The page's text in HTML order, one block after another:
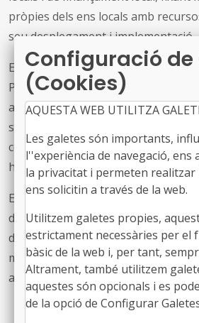
pròpies dels ens locals amb
seu desplegament i implementació.
En la trobada, que ha tingut lloc
Parlament de Catalunya, també
altres temes d’interès local com el
sistema educatiu, els serveis
cohesió social, entre d’altres. Pel
hem demanat un Pacte nacional de
El president Josep Rull ha dit que
de tramitació parlamentària i
dels anys vuitanta per disminuir la
millorar la seguretat jurídica; i, amb
aconseguir millorar la qualitat
Configuració de
(Cookies)
AQUESTA WEB UTILITZA
Les galetes són importants,
l''experiència de navegació,
la privacitat i permeten realitzar
ens solicitin a través de la web.
Utilitzem galetes propies,
estrictament necessàries per el
bàsic de la web i, per tant,
Altrament, també utilitzem
aquestes són opcionals i es
de la opció de Configurar